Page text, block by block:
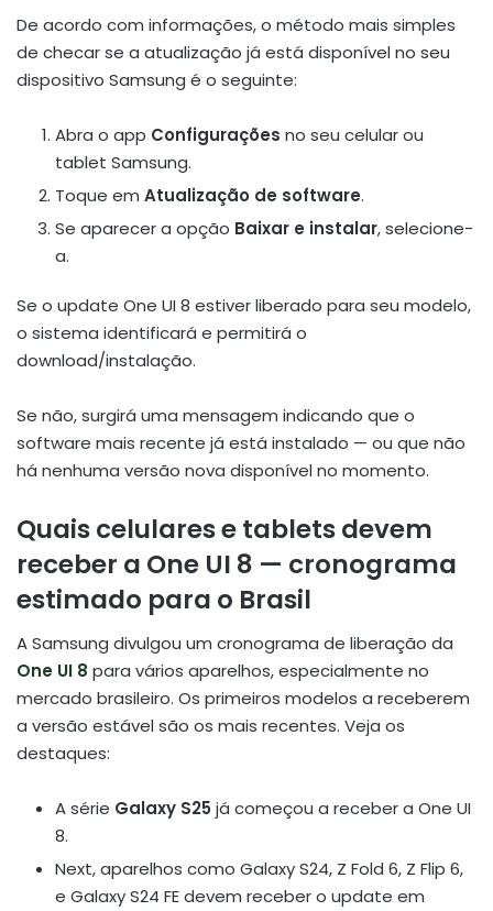
De acordo com informações, o método mais simples
de checar se a atualização já está disponível no seu
dispositivo Samsung é o seguinte:
Abra o app Configurações no seu celular ou
tablet Samsung.
Toque em Atualização de software.
Se aparecer a opção Baixar e instalar, selecione-
a.
Se o update One UI 8 estiver liberado para seu modelo,
o sistema identificará e permitirá o
download/instalação.
Se não, surgirá uma mensagem indicando que o
software mais recente já está instalado — ou que não
há nenhuma versão nova disponível no momento.
Quais celulares e tablets devem
receber a One UI 8 — cronograma
estimado para o Brasil
A Samsung divulgou um cronograma de liberação da
One UI 8 para vários aparelhos, especialmente no
mercado brasileiro. Os primeiros modelos a receberem
a versão estável são os mais recentes. Veja os
destaques:
A série Galaxy S25 já começou a receber a One UI
8.
Next, aparelhos como Galaxy S24, Z Fold 6, Z Flip 6,
e Galaxy S24 FE devem receber o update em